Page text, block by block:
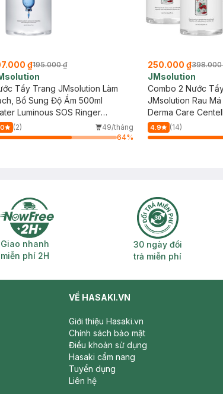
₫195.000 ₫
Tẩy Trang JMsolution Làm
Bổ Sung Độ Ẩm 500ml
Luminous SOS Ringer
Water Black
(2)
49/tháng
64%
250.000 ₫398.000
JMsolution
Combo 2 Nước
JMsolution Rau
Mụn 500ml
Derma Care
Water Clear
4.9 (14)
Giao nhanh miễn phí 2H
Giao nhanh
miễn phí 2H
30 ngày đổi
30 ngày đổi
trả miễn phí
VỀ HASAKI.VN
Giới thiệu Hasaki.vn
Chính sách bảo mật
Điều khoản sử dụng
Hasaki cẩm nang
Tuyển dụng
Liên hệ